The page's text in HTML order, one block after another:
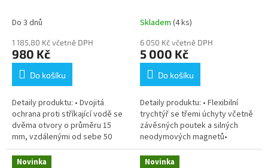
Do 3 dnů
1 185,80 Kč včetně DPH
980 Kč
Do košíku
Detaily produktu: • Dvojitá
ochrana proti stříkající vodě se
dvěma otvory o průměru 15
mm, vzdálenými od sebe 50
mm• Optimální ochrana proti
stříkající vodě na potrubí• Lze...
Skladem (4 ks)
6 050 Kč včetně DPH
5 000 Kč
Do košíku
Detaily produktu: • Flexibilní
trychtýř se třemi úchyty včetně
závěsných poutek a silných
neodymových magnetů•
Materiál z robustní, tkaninou
vyztužené speciální plachty•...
Novinka Novinka